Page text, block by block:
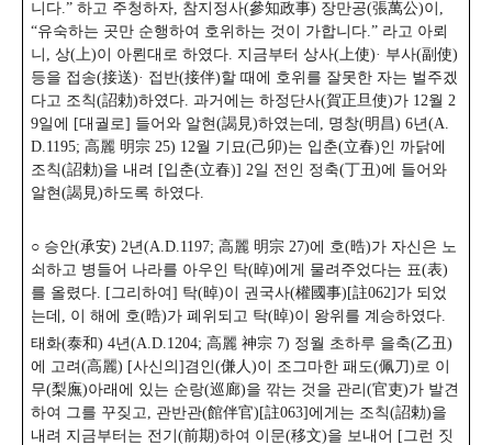
니다.” 하고 주청하자, 참지정사(參知政事) 장만공(張萬公)이,
“유숙하는 곳만 순행하여 호위하는 것이 가합니다.” 라고 아뢰
니, 상(上)이 아뢴대로 하였다. 지금부터 상사(上使)· 부사(副使)
등을 접송(接送)· 접반(接伴)할 때에 호위를 잘못한 자는 벌주겠
다고 조칙(詔勅)하였다. 과거에는 하정단사(賀正旦使)가 12월 2
9일에 [대궐로] 들어와 알현(謁見)하였는데, 명창(明昌) 6년(A.
D.1195; 高麗 明宗 25) 12월 기묘(己卯)는 입춘(立春)인 까닭에
조칙(詔勅)을 내려 [입춘(立春)] 2일 전인 정축(丁丑)에 들어와
알현(謁見)하도록 하였다.
○ 승안(承安) 2년(A.D.1197; 高麗 明宗 27)에 호(晧)가 자신은 노
쇠하고 병들어 나라를 아우인 탁(晫)에게 물려주었다는 표(表)
를 올렸다. [그리하여] 탁(晫)이 권국사(權國事)[註062]가 되었
는데, 이 해에 호(晧)가 폐위되고 탁(晫)이 왕위를 계승하였다.
태화(泰和) 4년(A.D.1204; 高麗 神宗 7) 정월 초하루 을축(乙丑)
에 고려(高麗) [사신의]겸인(傔人)이 조그마한 패도(佩刀)로 이
무(梨廡)아래에 있는 순랑(巡廊)을 깎는 것을 관리(官吏)가 발견
하여 그를 꾸짖고, 관반관(館伴官)[註063]에게는 조칙(詔勅)을
내려 지금부터는 전기(前期)하여 이문(移文)을 보내어 [그런 짓